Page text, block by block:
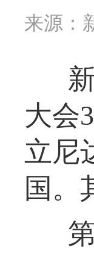
来源：
大会
立尼
国。